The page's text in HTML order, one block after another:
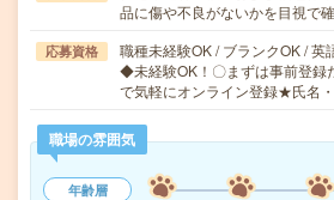
品に傷や不良がないかを目視で
応募資格
職種未経験OK / ブランクOK / 英
◆未経験OK！〇まずは事前登録
で気軽にオンライン登録★氏名
職場の雰囲気
年齢層